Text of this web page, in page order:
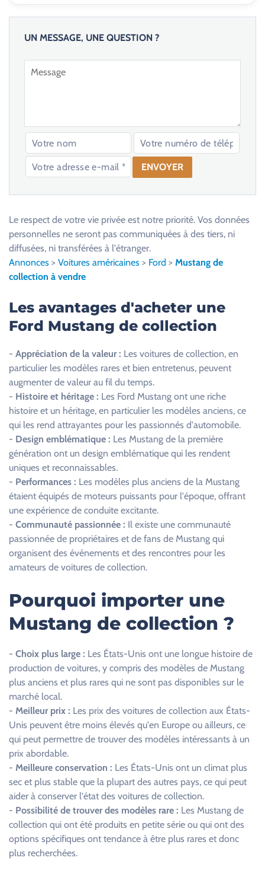
UN MESSAGE, UNE QUESTION ?
a
i
s
e
r
c
e
c
h
a
m
p
v
i
d
e
.
Le respect de votre vie privée est notre priorité. Vos données
personnelles ne seront pas communiquées à des tiers, ni
diffusées, ni transférées à l'étranger.
Annonces > Voitures américaines > Ford > Mustang de
collection à vendre
Les avantages d'acheter une
Ford Mustang de collection
- Appréciation de la valeur : Les voitures de collection, en
particulier les modèles rares et bien entretenus, peuvent
augmenter de valeur au fil du temps.
- Histoire et héritage : Les Ford Mustang ont une riche
histoire et un héritage, en particulier les modèles anciens, ce
qui les rend attrayantes pour les passionnés d'automobile.
- Design emblématique : Les Mustang de la première
génération ont un design emblématique qui les rendent
uniques et reconnaissables.
- Performances : Les modèles plus anciens de la Mustang
étaient équipés de moteurs puissants pour l'époque, offrant
une expérience de conduite excitante.
- Communauté passionnée : Il existe une communauté
passionnée de propriétaires et de fans de Mustang qui
organisent des événements et des rencontres pour les
amateurs de voitures de collection.
Pourquoi importer une
Mustang de collection ?
- Choix plus large : Les États-Unis ont une longue histoire de
production de voitures, y compris des modèles de Mustang
plus anciens et plus rares qui ne sont pas disponibles sur le
marché local.
- Meilleur prix : Les prix des voitures de collection aux États-
Unis peuvent être moins élevés qu'en Europe ou ailleurs, ce
qui peut permettre de trouver des modèles intéressants à un
prix abordable.
- Meilleure conservation : Les États-Unis ont un climat plus
sec et plus stable que la plupart des autres pays, ce qui peut
aider à conserver l'état des voitures de collection.
- Possibilité de trouver des modèles rare : Les Mustang de
collection qui ont été produits en petite série ou qui ont des
options spécifiques ont tendance à être plus rares et donc
plus recherchées.